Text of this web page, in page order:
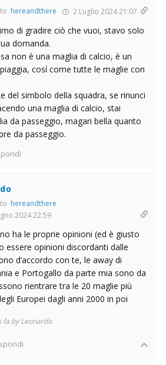
hereandthere 2 Luglio 2024 21:07
di gradire ciò che vuoi, stavo solo
domanda.
non è una maglia di calcio, è un
cosí come tutte le maglie con
del simbolo della squadra, se rinunci
una maglia di calcio, stai
da passeggio, magari bella quanto
da passeggio.
hereandthere
2024 22:59
ha le proprie opinioni (ed è giusto
essere opinioni discordanti dalle
d’accordo con te, le away di
e Portogallo da parte mia sono da
rientrare tra le 20 maglie più
Europei dagli anni 2000 in poi
fa by Leonardo